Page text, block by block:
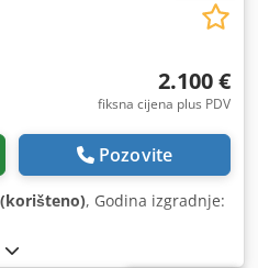
2.100 €
fiksna cijena plus PDV
Pozovite
, Godina izgradnje: